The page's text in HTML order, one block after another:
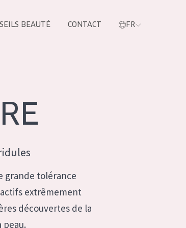
BEAUTÉ CONTACT FR
grande tolérance
extrêmement
découvertes de la